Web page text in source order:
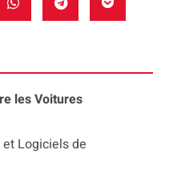
les Voitures
Logiciels de